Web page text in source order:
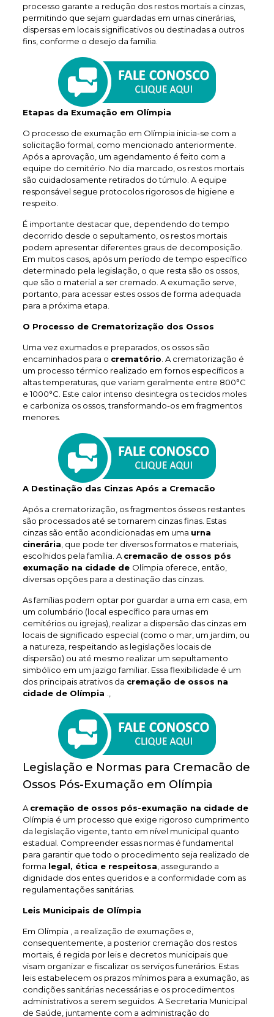
processo garante a redução dos restos mortais a cinzas,
permitindo que sejam guardadas em urnas cinerárias,
dispersas em locais significativos ou destinadas a outros
fins, conforme o desejo da família.
Etapas da Exumação em Olímpia
O processo de exumação em Olímpia inicia-se com a
solicitação formal, como mencionado anteriormente.
Após a aprovação, um agendamento é feito com a
equipe do cemitério. No dia marcado, os restos mortais
são cuidadosamente retirados do túmulo. A equipe
responsável segue protocolos rigorosos de higiene e
respeito.
É importante destacar que, dependendo do tempo
decorrido desde o sepultamento, os restos mortais
podem apresentar diferentes graus de decomposição.
Em muitos casos, após um período de tempo específico
determinado pela legislação, o que resta são os ossos,
que são o material a ser cremado. A exumação serve,
portanto, para acessar estes ossos de forma adequada
para a próxima etapa.
O Processo de Crematorização dos Ossos
Uma vez exumados e preparados, os ossos são
encaminhados para o crematório . A crematorização é
um processo térmico realizado em fornos específicos a
altas temperaturas, que variam geralmente entre 800°C
e 1000°C. Este calor intenso desintegra os tecidos moles
e carboniza os ossos, transformando-os em fragmentos
menores.
A Destinação das Cinzas Após a Cremacão
Após a crematorização, os fragmentos ósseos restantes
são processados até se tornarem cinzas finas. Estas
cinzas são então acondicionadas em uma urna
cinerária , que pode ter diversos formatos e materiais,
escolhidos pela família. A cremacão de ossos pós
exumação na cidade de Olímpia oferece, então,
diversas opções para a destinação das cinzas.
As famílias podem optar por guardar a urna em casa, em
um columbário (local específico para urnas em
cemitérios ou igrejas), realizar a dispersão das cinzas em
locais de significado especial (como o mar, um jardim, ou
a natureza, respeitando as legislações locais de
dispersão) ou até mesmo realizar um sepultamento
simbólico em um jazigo familiar. Essa flexibilidade é um
dos principais atrativos da cremação de ossos na
cidade de Olímpia
Legislação e Normas para Cremacão de
Ossos Pós-Exumação em Olímpia
A cremação de ossos pós-exumação na cidade de
Olímpia é um processo que exige rigoroso cumprimento
da legislação vigente, tanto em nível municipal quanto
estadual. Compreender essas normas é fundamental
para garantir que todo o procedimento seja realizado de
forma legal, ética e respeitosa , assegurando a
dignidade dos entes queridos e a conformidade com as
regulamentações sanitárias.
Leis Municipais de Olímpia
Em Olímpia , a realização de exumações e,
consequentemente, a posterior cremação dos restos
mortais, é regida por leis e decretos municipais que
visam organizar e fiscalizar os serviços funerários. Estas
leis estabelecem os prazos mínimos para a exumação, as
condições sanitárias necessárias e os procedimentos
administrativos a serem seguidos. A Secretaria Municipal
de Saúde, juntamente com a administração do